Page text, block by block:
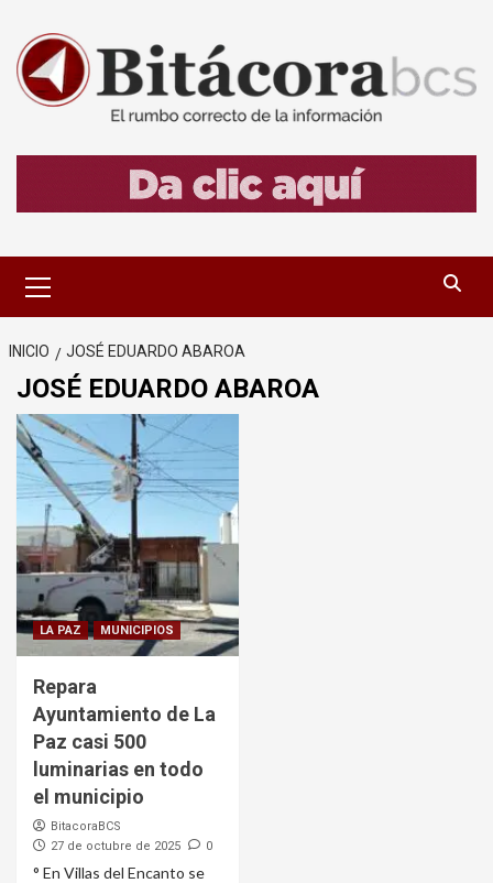
contenido
primario
INICIO JOSÉ EDUARDO ABAROA
JOSÉ EDUARDO ABAROA
LA PAZ MUNICIPIOS
Repara
Ayuntamiento de La
Paz casi 500
luminarias en todo
el municipio
BitacoraBCS
27 de octubre de 2025
0
° En Villas del Encanto se